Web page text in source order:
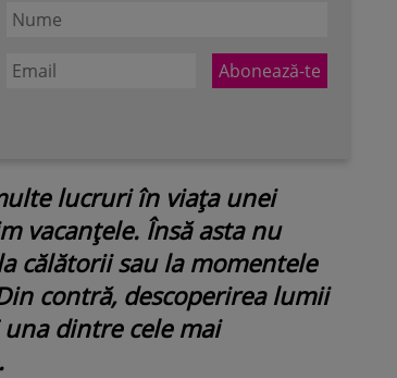
lucruri în viața unei
vacanțele. Însă asta nu
călătorii sau la momentele
contră, descoperirea lumii
dintre cele mai
ROMÂNEŞTI